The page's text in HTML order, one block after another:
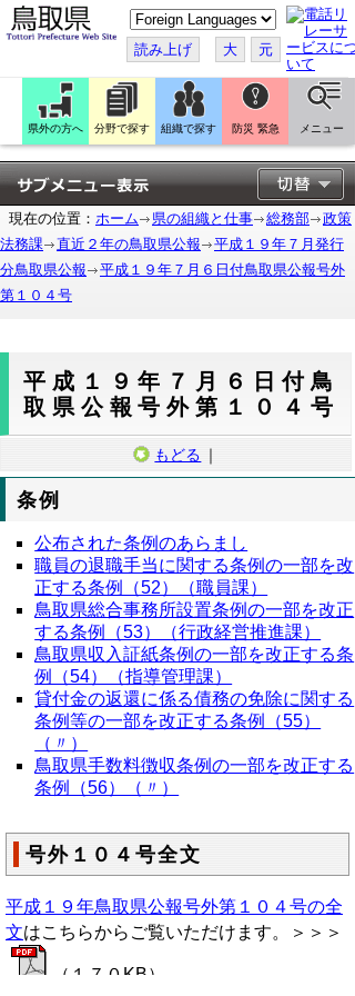
こ
の
ペ
ー
ジ
翻
訳
す
る
読み上げ 大 元
県外の方へ 分野で探す 組織で探す 防災 緊急 メニュー
現在の位置： ホーム 県の組織と仕事 総務部
政策
法務課
直近２年の鳥取県公報
平成１９年７月発行
分鳥取県公報
平成１９年７月６日付鳥取県公報号外
第１０４号
平成１９年７月６日付鳥
取県公報号外第１０４号
もどる ｜
条例
公布された条例のあらまし
職員の退職手当に関する条例の一部を改
正する条例（52）（職員課）
鳥取県総合事務所設置条例の一部を改正
する条例（53）（行政経営推進課）
鳥取県収入証紙条例の一部を改正する条
例（54）（指導管理課）
貸付金の返還に係る債務の免除に関する
条例等の一部を改正する条例（55）
（〃）
鳥取県手数料徴収条例の一部を改正する
条例（56）（〃）
号外１０４号全文
平成１９年鳥取県公報号外第１０４号の全
文はこちらからご覧いただけます。＞＞＞
（１７０KB）